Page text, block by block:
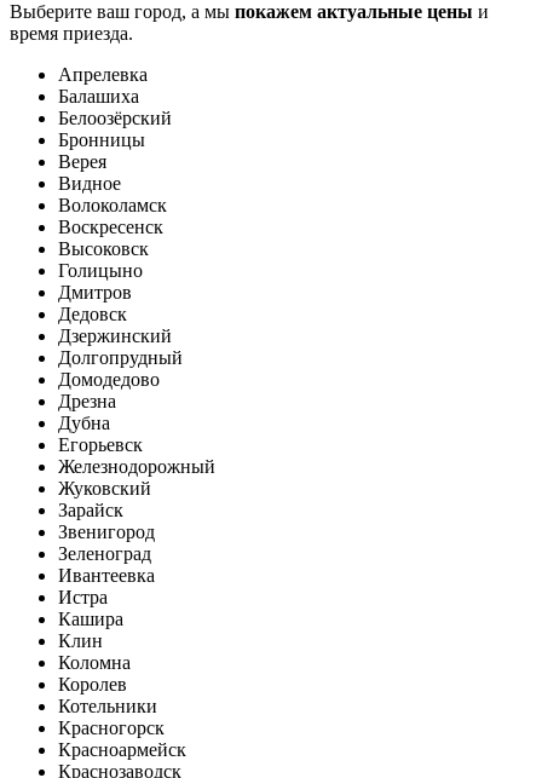
Выберите ваш город, а мы покажем актуальные цены и
время приезда.
Апрелевка
Балашиха
Белоозёрский
Бронницы
Верея
Видное
Волоколамск
Воскресенск
Высоковск
Голицыно
Дмитров
Дедовск
Дзержинский
Долгопрудный
Домодедово
Дрезна
Дубна
Егорьевск
Железнодорожный
Жуковский
Зарайск
Звенигород
Зеленоград
Ивантеевка
Истра
Кашира
Клин
Коломна
Королев
Котельники
Красногорск
Красноармейск
Краснозаводск